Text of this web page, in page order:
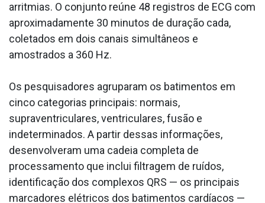
arritmias. O conjunto reúne 48 registros de ECG com
aproximadamente 30 minutos de duração cada,
coletados em dois canais simultâneos e
amostrados a 360 Hz.
Os pesquisadores agruparam os batimentos em
cinco categorias principais: normais,
supraventriculares, ventriculares, fusão e
indeterminados. A partir dessas informações,
desenvolveram uma cadeia completa de
processamento que inclui filtragem de ruídos,
identificação dos complexos QRS — os principais
marcadores elétricos dos batimentos cardíacos —